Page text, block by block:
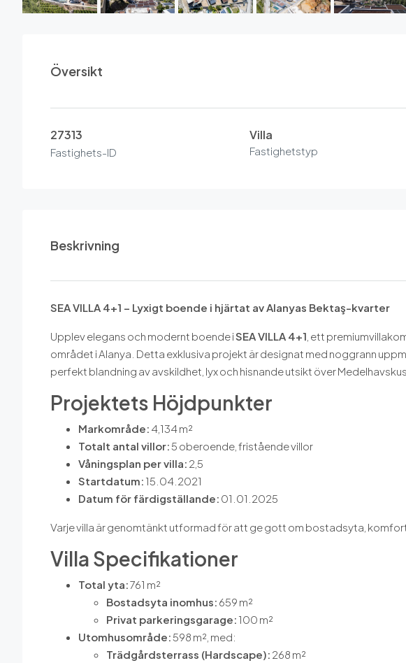
Översikt
27313
Fastighets-ID
Villa
Fastighetstyp
Beskrivning
SEA VILLA 4+1 – Lyxigt boende i hjärtat av Alanyas Bektaş-kvarter
Upplev elegans och modernt boende iSEA VILLA 4+1 , ett
området i Alanya. Detta exklusiva projekt är designat med noggrann
perfekt blandning av avskildhet, lyx och hisnande utsikt över
Projektets Höjdpunkter
Markområde: 4,134 m²
Totalt antal villor:5 oberoende, fristående villor
Våningsplan per villa: 2,5
Startdatum: 15.04.2021
Datum för färdigställande: 01.01.2025
Varje villa är genomtänkt utformad för att ge gott om bostadsyta,
Villa Specifikationer
Total yta:761 m²
Bostadsyta inomhus: 659 m²
Privat parkeringsgarage: 100 m²
Utomhusområde:598 m², med:
Trädgårdsterrass (Hardscape): 268 m²